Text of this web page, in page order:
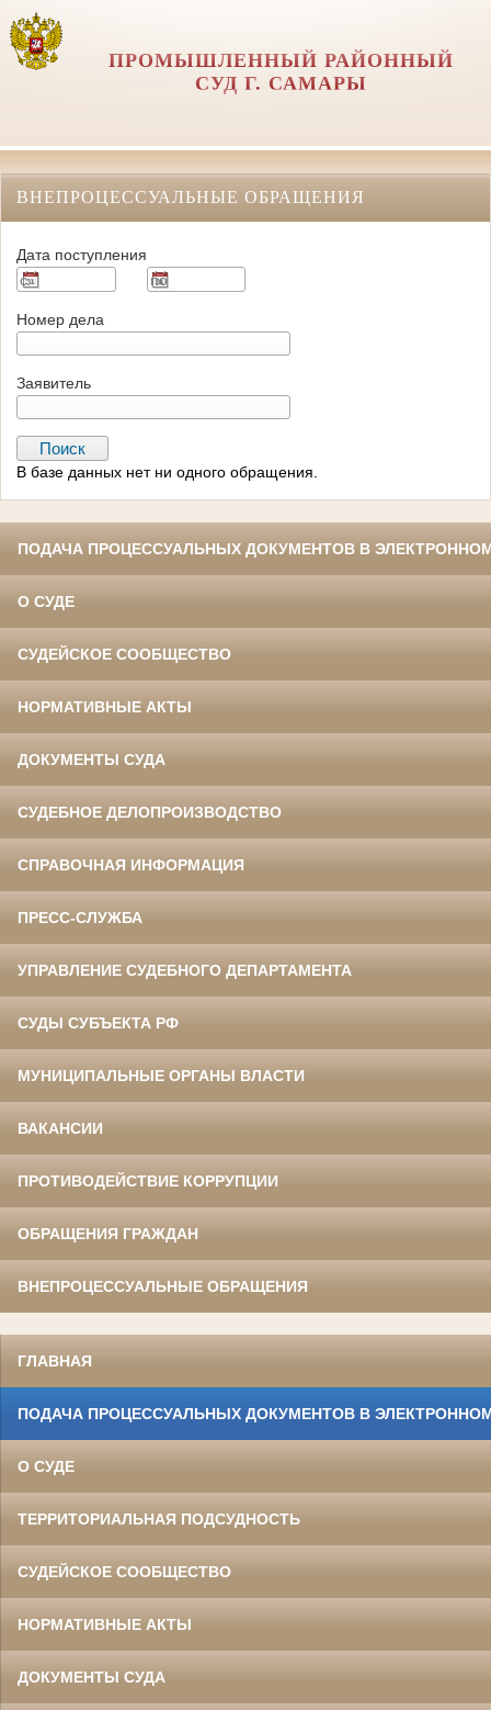
ПРОМЫШЛЕННЫЙ РАЙОННЫЙ
СУД Г. САМАРЫ
ВНЕПРОЦЕССУАЛЬНЫЕ ОБРАЩЕНИЯ
Дата поступления
Номер дела
Заявитель
В базе данных нет ни одного обращения.
ПОДАЧА ПРОЦЕССУАЛЬНЫХ ДОКУМЕНТОВ В
О СУДЕ
СУДЕЙСКОЕ СООБЩЕСТВО
НОРМАТИВНЫЕ АКТЫ
ДОКУМЕНТЫ СУДА
СУДЕБНОЕ ДЕЛОПРОИЗВОДСТВО
СПРАВОЧНАЯ ИНФОРМАЦИЯ
ПРЕСС-СЛУЖБА
УПРАВЛЕНИЕ СУДЕБНОГО ДЕПАРТАМЕНТА
СУДЫ СУБЪЕКТА РФ
МУНИЦИПАЛЬНЫЕ ОРГАНЫ ВЛАСТИ
ВАКАНСИИ
ПРОТИВОДЕЙСТВИЕ КОРРУПЦИИ
ОБРАЩЕНИЯ ГРАЖДАН
ВНЕПРОЦЕССУАЛЬНЫЕ ОБРАЩЕНИЯ
ГЛАВНАЯ
ПОДАЧА ПРОЦЕССУАЛЬНЫХ ДОКУМЕНТОВ В
О СУДЕ
ТЕРРИТОРИАЛЬНАЯ ПОДСУДНОСТЬ
СУДЕЙСКОЕ СООБЩЕСТВО
НОРМАТИВНЫЕ АКТЫ
ДОКУМЕНТЫ СУДА